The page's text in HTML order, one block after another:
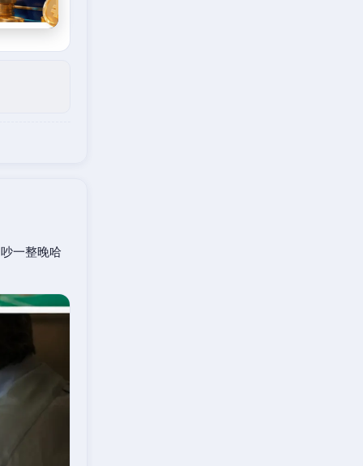
一整晚哈